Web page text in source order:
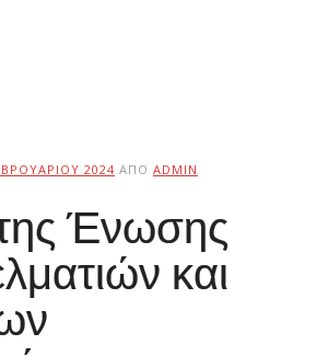
2024 ΑΠΌ ADMIN
Ένωσης
και